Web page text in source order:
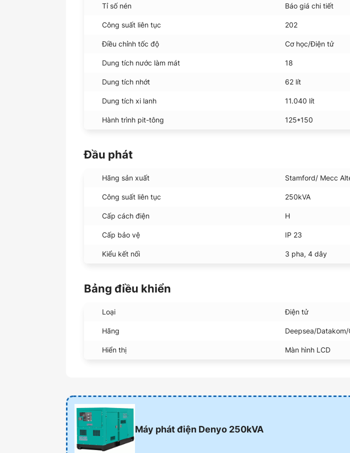
Tỉ số nén Báo giá chi tiết
Công suất liên tục 202
Điều chỉnh tốc độ Cơ học/Điện tử
Dung tích nước làm mát 18
Dung tích nhớt 62 lít
Dung tích xi lanh 11.040 lít
Hành trình pit-tông 125*150
Đầu phát
Hãng sản xuất Stamford/ Mecc
Công suất liên tục 250kVA
Cấp cách điện H
Cấp bảo vệ IP 23
Kiểu kết nối 3 pha, 4 dây
Bảng điều khiển
Loại Điện tử
Hãng Deepsea/Datakom/
Hiển thị Màn hình LCD
Máy phát điện Denyo 250kVA